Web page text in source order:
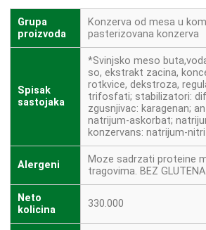
Grupa
proizvoda
Konzerva od mesa u
pasterizovana konzerva
Spisak
sastojaka
*Svinjsko meso
so, ekstrakt zacina,
rotkvice, dekstroza,
trifosfati; stabilizatori:
zgusnjivac: karagenan;
natrijum-askorbat;
konzervans: natrijum-
Alergeni
Moze sadrzati proteine
tragovima. BEZ GLUTENA.
Neto
kolicina
330.000